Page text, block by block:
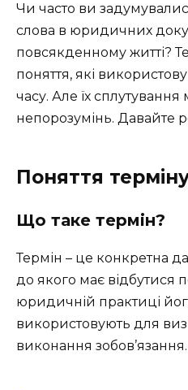
Чи часто ви
слова в юридичних
повсякденному житті?
поняття, які
часу. Але їх
непорозумінь. Давайте
Поняття
Що таке термін?
Термін – це конкретна
до якого має відбутися
юридичній практиці
використовують для
виконання зобов’язання.